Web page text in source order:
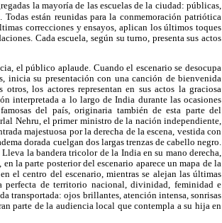
la mayoría de las escuelas de la ciudad: públicas,
están reunidas para la conmemoración patriótica
correcciones y ensayos, aplican los últimos toques
Cada escuela, según su turno, presenta sus actos
el público aplaude. Cuando el escenario se desocupa
inicia su presentación con una canción de bienvenida
otros, los actores representan en sus actos la graciosa
interpretada a lo largo de India durante las ocasiones
del país, originaria también de esta parte del
Nehru, el primer ministro de la nación independiente,
majestuosa por la derecha de la escena, vestida con
dorada cuelgan dos largas trenzas de cabello negro.
la bandera tricolor de la India en su mano derecha,
la parte posterior del escenario aparece un mapa de la
el centro del escenario, mientras se alejan las últimas
perfecta de territorio nacional, divinidad, feminidad e
transportada: ojos brillantes, atención intensa, sonrisas
parte de la audiencia local que contempla a su hija en